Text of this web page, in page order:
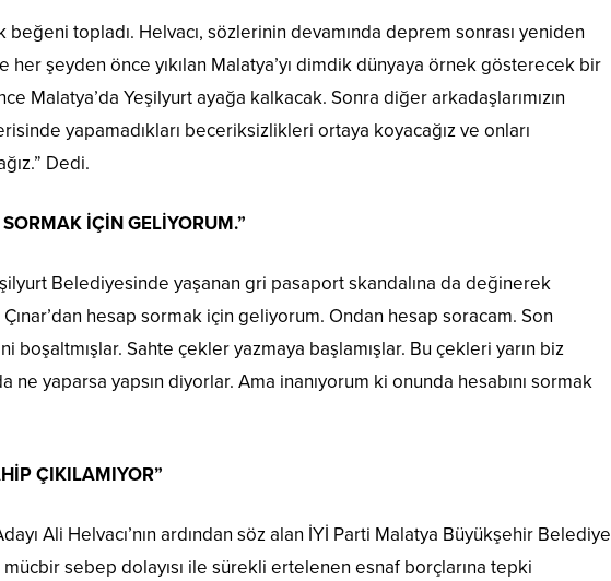
beğeni topladı. Helvacı, sözlerinin devamında deprem sonrası yeniden
şeyden önce yıkılan Malatya’yı dimdik dünyaya örnek gösterecek bir
Malatya’da Yeşilyurt ayağa kalkacak. Sonra diğer arkadaşlarımızın
yapamadıkları beceriksizlikleri ortaya koyacağız ve onları
Dedi.
İÇİN GELİYORUM.”
Belediyesinde yaşanan gri pasaport skandalına da değinerek
hesap sormak için geliyorum. Ondan hesap soracam. Son
Sahte çekler yazmaya başlamışlar. Bu çekleri yarın biz
yaparsa yapsın diyorlar. Ama inanıyorum ki onunda hesabını sormak
ÇIKILAMIYOR”
Ali Helvacı’nın ardından söz alan İYİ Parti Malatya Büyükşehir Belediye
sebep dolayısı ile sürekli ertelenen esnaf borçlarına tepki